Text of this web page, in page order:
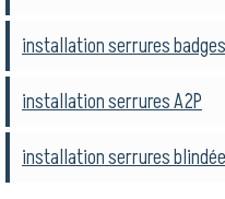
installation serrures badges
installation serrures A2P
installation serrures